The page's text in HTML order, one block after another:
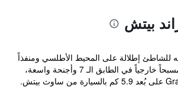
بيتش
للشاطئ إطلالة على المحيط الأطلسي ومنفذاً
إلى الشاطئ الخاص ومسبحاً خارجياً في الطابق الـ 7 وأجنحة واسعة،
ويقع Grand Beach Hotel على بُعد 5.9 كم بالسيارة من ساوث بيتش.